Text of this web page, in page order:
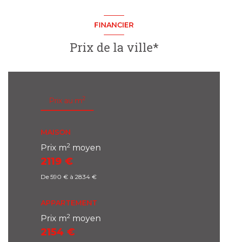
FINANCIER
Prix de la ville*
Prix au m2
MAISON
Prix m2 moyen
2119 €
De 590 € à 2834 €
APPARTEMENT
Prix m2 moyen
2154 €